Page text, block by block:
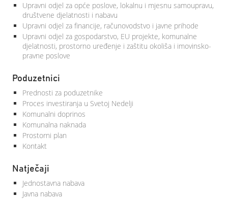
Upravni odjel za opće poslove, lokalnu i mjesnu samoupravu,
društvene djelatnosti i nabavu
Upravni odjel za financije, računovodstvo i javne prihode
Upravni odjel za gospodarstvo, EU projekte, komunalne
djelatnosti, prostorno uređenje i zaštitu okoliša i imovinsko-
pravne poslove
Poduzetnici
Prednosti za poduzetnike
Proces investiranja u Svetoj Nedelji
Komunalni doprinos
Komunalna naknada
Prostorni plan
Kontakt
Natječaji
Jednostavna nabava
Javna nabava